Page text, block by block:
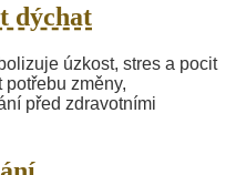
dýchat
úzkost, stres a pocit
potřebu změny,
před zdravotními